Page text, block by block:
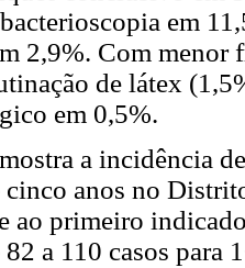
em
2,9%. Com menor
de látex
em 0,5%.
mostra a incidência
cinco anos no
ao primeiro
a 110 casos para